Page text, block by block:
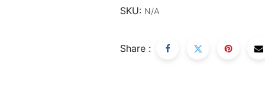
SKU: N/A
Share :